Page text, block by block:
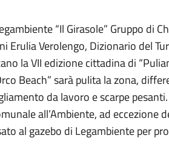
“Il Girasole” Gruppo di
Erulia Verolengo, Dizionario del
la VII edizione cittadina di
Beach” sarà pulita la zona,
da lavoro e scarpe
all’Ambiente, ad eccezione
al gazebo di Legambiente per